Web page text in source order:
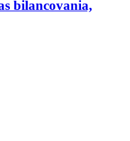
bilancovania,